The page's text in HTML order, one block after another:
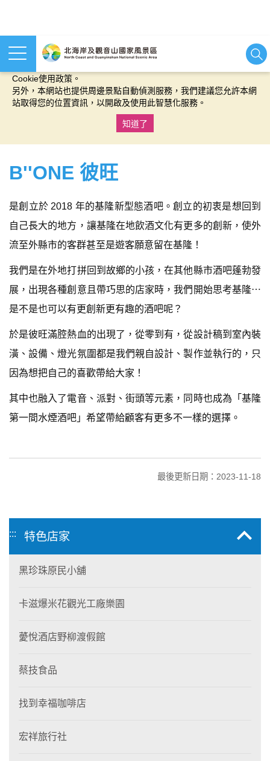
本網站使用cookies等相關技術以持續優化網站服務，並有助於為
Cookie使用政策。
另外，本網站也提供周邊景點自動偵測服務，我們建議您允許本網
站取得您的位置資訊，以開啟及使用此智慧化服務。
知道了
B''ONE 彼旺
是創立於 2018 年的基隆新型態酒吧。創立的初衷是想回到
自己長大的地方，讓基隆在地飲酒文化有更多的創新，使外
流至外縣市的客群甚至是遊客願意留在基隆！
我們是在外地打拼回到故鄉的小孩，在其他縣市酒吧蓬勃發
展，出現各種創意且帶巧思的店家時，我們開始思考基隆⋯
是不是也可以有更創新更有趣的酒吧呢？
於是彼旺滿腔熱血的出現了，從零到有，從設計稿到室內裝
潢、設備、燈光氛圍都是我們親自設計、製作並執行的，只
因為想把自己的喜歡帶給大家！
其中也融入了電音、派對、街頭等元素，同時也成為「基隆
第一間水煙酒吧」希望帶給顧客有更多不一樣的選擇。
最後更新日期：2023-11-18
::: 特色店家
黑珍珠原民小舖
卡滋爆米花觀光工廠樂園
薆悅酒店野柳渡假館
蔡技食品
找到幸福咖啡店
宏祥旅行社